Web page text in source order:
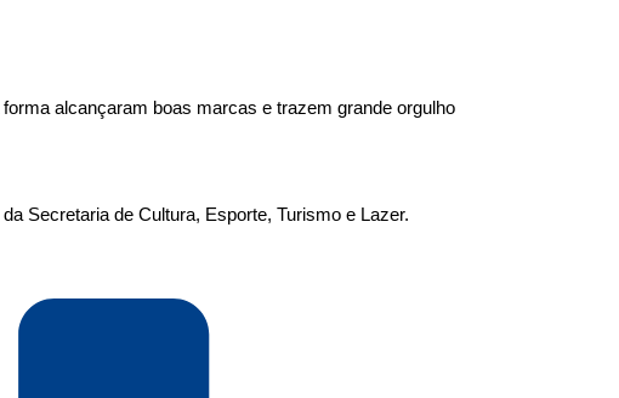
alcançaram boas marcas e trazem grande orgulho
Secretaria de Cultura, Esporte, Turismo e Lazer.